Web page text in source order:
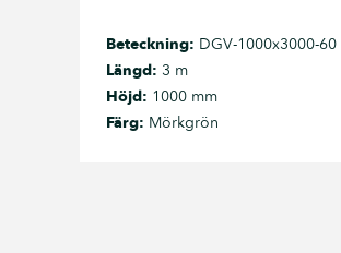
Beteckning: DGV-1000x3000-60
Längd: 3 m
Höjd: 1000 mm
Färg: Mörkgrön